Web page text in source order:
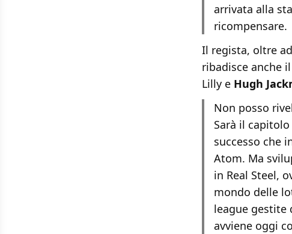
arrivata alla
ricompensare.
Il regista, oltre
ribadisce anche
Lilly e Hugh
Non posso
Sarà il
successo che
Atom. Ma
in Real Steel,
mondo delle
league gestite
avviene oggi